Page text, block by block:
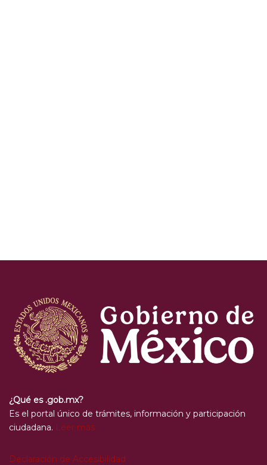
¿Qué es .gob.mx?
Es el portal único de trámites, información y participación
ciudadana. Leer más
Declaración de Accesibilidad